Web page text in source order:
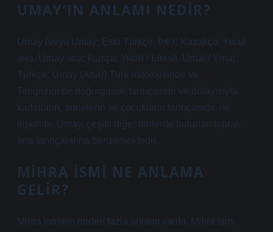
UMAY’IN ANLAMI NEDIR?
Umay (veya Umay; Eski Türkçe: 𐰆𐰢𐰖; Kazakça: Ұмай
aна, Umay ana; Rusça: Ума́й / Ымай, Umáj / Ymaj,
Türkçe: Umay (Ana)) Türk mitolojisinde ve
Tengrizim’de doğurganlık tanrıçasıdır ve dolayısıyla
kadınların, annelerin ve çocukların tanrıçasıdır. ile
ilişkilidir. Umay, çeşitli diğer dinlerde bulunan toprak
ana tanrıçalarına benzemektedir.
MIHRA ISMI NE ANLAMA
GELIR?
Mihra isminin birden fazla anlamı vardır. Mihra ismi